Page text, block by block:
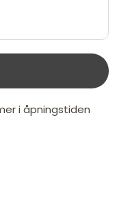
i åpningstiden